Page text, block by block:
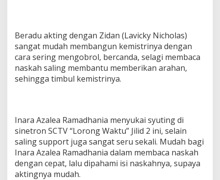
Beradu akting dengan Zidan (Lavicky Nicholas)
sangat mudah membangun kemistrinya dengan
cara sering mengobrol, bercanda, selagi membaca
naskah saling membantu memberikan arahan,
sehingga timbul kemistrinya.
Inara Azalea Ramadhania menyukai syuting di
sinetron SCTV “Lorong Waktu” Jilid 2 ini, selain
saling support juga sangat seru sekali. Mudah bagi
Inara Azalea Ramadhania dalam membaca naskah
dengan cepat, lalu dipahami isi naskahnya, supaya
aktingnya mudah.